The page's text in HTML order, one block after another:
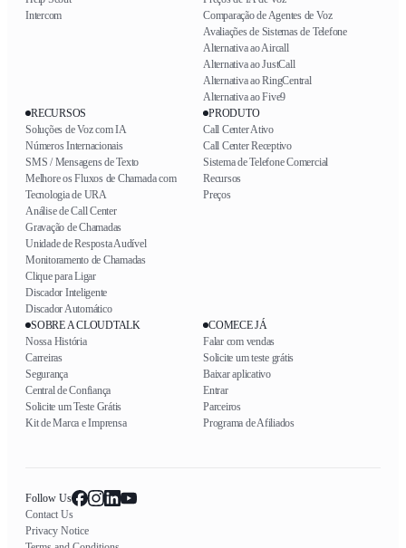
Intercom
Comparação de Agentes de Voz
Avaliações de Sistemas de Telefone
Alternativa ao Aircall
Alternativa ao JustCall
Alternativa ao RingCentral
Alternativa ao Five9
RECURSOS
Soluções de Voz com IA
Números Internacionais
SMS / Mensagens de Texto
Melhore os Fluxos de Chamada com
Tecnologia de URA
Análise de Call Center
Gravação de Chamadas
Unidade de Resposta Audível
Monitoramento de Chamadas
Clique para Ligar
Discador Inteligente
Discador Automático
PRODUTO
Call Center Ativo
Call Center Receptivo
Sistema de Telefone Comercial
Recursos
Preços
SOBRE A CLOUDTALK
Nossa História
Carreiras
Segurança
Central de Confiança
Solicite um Teste Grátis
Kit de Marca e Imprensa
COMECE JÁ
Falar com vendas
Solicite um teste grátis
Baixar aplicativo
Entrar
Parceiros
Programa de Afiliados
Follow Us
Contact Us
Privacy Notice